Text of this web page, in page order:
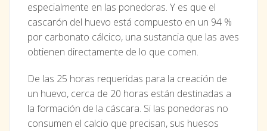
especialmente en las ponedoras. Y es que el
cascarón del huevo está compuesto en un 94 %
por carbonato cálcico, una sustancia que las aves
obtienen directamente de lo que comen.
De las 25 horas requeridas para la creación de
un huevo, cerca de 20 horas están destinadas a
la formación de la cáscara. Si las ponedoras no
consumen el calcio que precisan, sus huesos